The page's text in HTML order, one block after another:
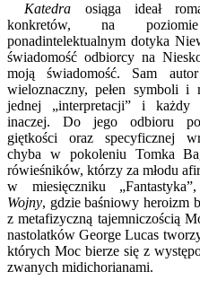
Katedra osiąga ideał
konkretów, na poziomie
ponadintelektualnym dotyka
świadomość odbiorcy na
moją świadomość. Sam
wieloznaczny, pełen symboli
jednej „interpretacji” i każdy
inaczej. Do jego odbioru
giętkości oraz specyficznej
chyba w pokoleniu Tomka
rówieśników, którzy za młodu
w miesięczniku
Wojny, gdzie baśniowy heroizm
z metafizyczną tajemniczością
nastolatków George Lucas
których Moc bierze się z
zwanych midichorianami.